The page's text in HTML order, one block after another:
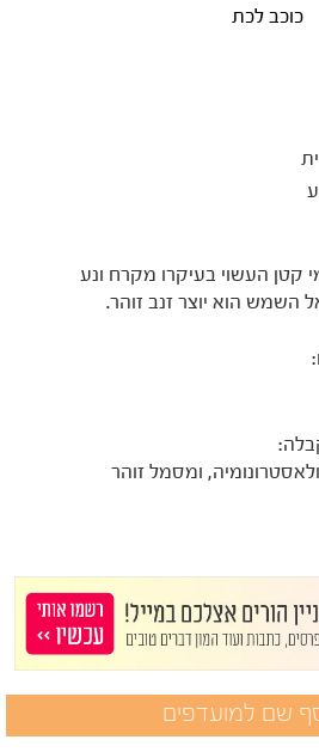
כוכב לכת
קטן העשוי בעיקרו מקרח ונע
הוא יוצר זנב זוהר.
ומסמל זוהר